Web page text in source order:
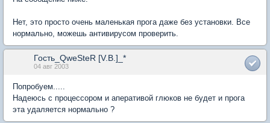
Нет, это просто очень маленькая прога даже без установки. Все
нормально, можешь антивирусом проверить.
Гость_QweSteR [V.B.]_*
04 авг 2003
Попробуем.....
Надеюсь с процессором и аперативой глюков не будет и прога
эта удаляется нормально ?